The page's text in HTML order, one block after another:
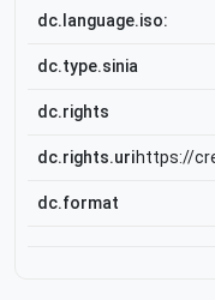
dc.language.iso:
dc.type.sinia
dc.rights
dc.rights.urihttps://
dc.format